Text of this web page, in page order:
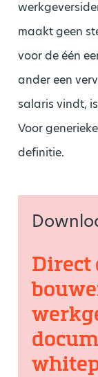
maakt geen
voor de één
ander een
salaris vindt,
Voor
definitie.
Direct